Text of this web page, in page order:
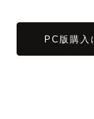
PC版購入